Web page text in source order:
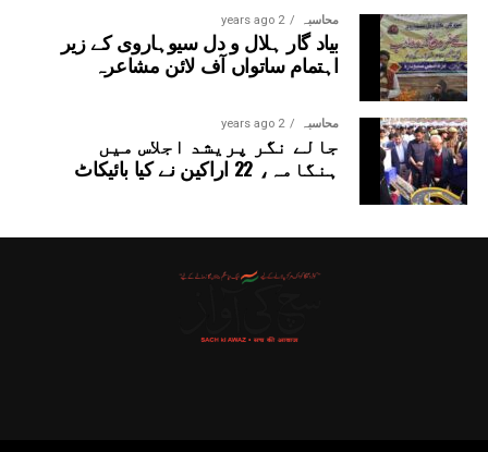
محاسبہ 2 years ago
بیاد گار ہلال و دل سیوہاروی کے زیر
اہتمام ساتواں آف لائن مشاعرہ
محاسبہ 2 years ago
جالے نگر پریشد اجلاس میں
ہنگامہ، 22 اراکین نے کیا بائیکاٹ